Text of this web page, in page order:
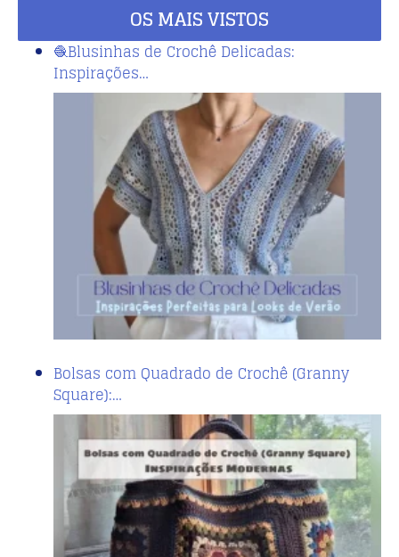
OS MAIS VISTOS
🧶Blusinhas de Crochê Delicadas:
Inspirações…
Bolsas com Quadrado de Crochê (Granny
Square):…